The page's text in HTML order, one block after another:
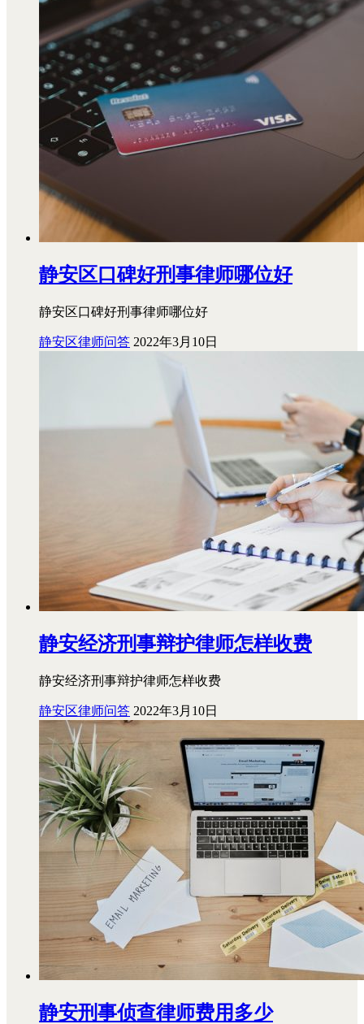
静安区口碑好刑事律师哪位好
静安区口碑好刑事律师哪位好
静安区律师问答 2022年3月10日
静安经济刑事辩护律师怎样收费
静安经济刑事辩护律师怎样收费
静安区律师问答 2022年3月10日
静安刑事侦查律师费用多少